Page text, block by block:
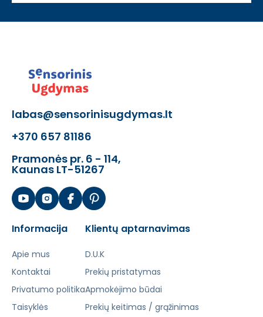
labas@sensorinisugdymas.lt
+370 657 81186
Pramonės pr. 6 - 114,
Kaunas LT-51267
Informacija
Apie mus
Kontaktai
Privatumo politika
Taisyklės
Klientų aptarnavimas
D.U.K
Prekių pristatymas
Apmokėjimo būdai
Prekių keitimas / grąžinimas